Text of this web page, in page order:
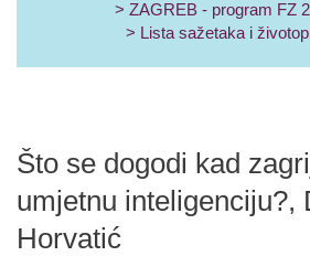
> ZAGREB - program FZ
> Lista sažetaka i
Što se dogodi kad
umjetnu inteligenciju?,
Horvatić